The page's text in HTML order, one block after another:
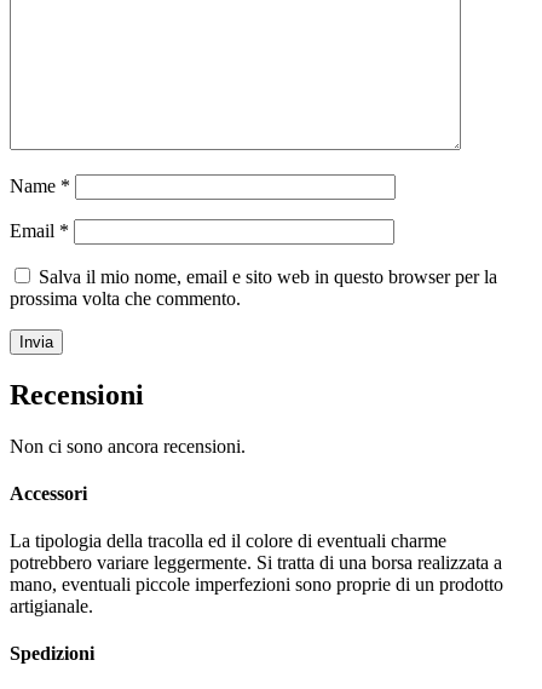
Name *
Email *
Salva il mio nome, email e sito web in questo browser per la
prossima volta che commento.
Recensioni
Non ci sono ancora recensioni.
Accessori
La tipologia della tracolla ed il colore di eventuali charme
potrebbero variare leggermente. Si tratta di una borsa realizzata a
mano, eventuali piccole imperfezioni sono proprie di un prodotto
artigianale.
Spedizioni